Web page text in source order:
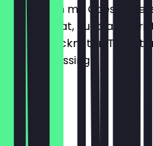
bestrichen mit
Eisbergsalat, Rucola,
halbgetrockneten
Caesardressing
€7.45